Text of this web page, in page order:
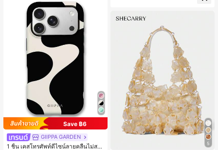
Save ฿6
GIIPPA GARDEN
1 ชิ้น เคสโทรศัพท์ดีไซน์ลายคลื่นไม่สม
5